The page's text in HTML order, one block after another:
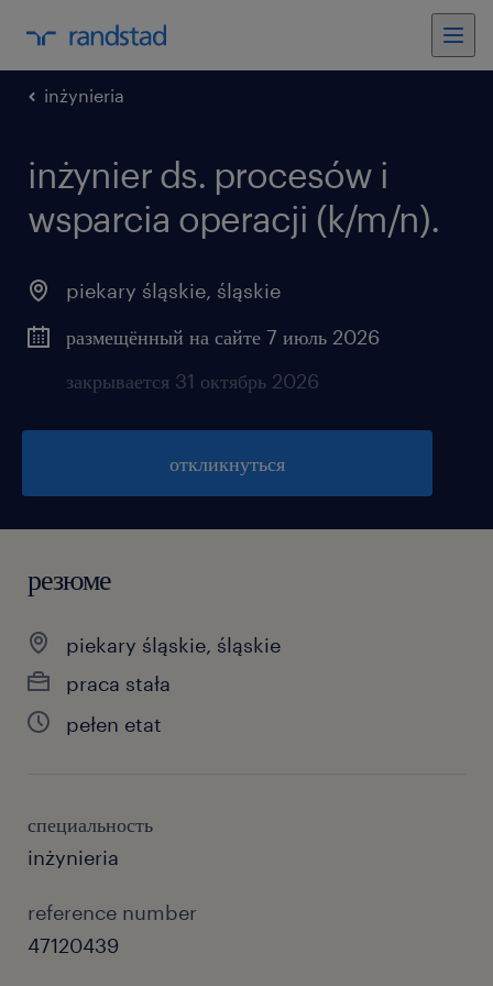
inżynieria
inżynier ds. procesów i
wsparcia operacji (k/m/n).
piekary śląskie, śląskie
размещённый на сайте 7 июль 2026
закрывается 31 октябрь 2026
откликнуться
резюме
piekary śląskie, śląskie
praca stała
pełen etat
специальность
inżynieria
reference number
47120439